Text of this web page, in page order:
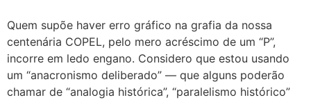
Quem supõe haver erro gráfico na grafia da nossa
centenária COPEL, pelo mero acréscimo de um “P”,
incorre em ledo engano. Considero que estou usando
um “anacronismo deliberado” — que alguns poderão
chamar de “analogia histórica”, “paralelismo histórico”